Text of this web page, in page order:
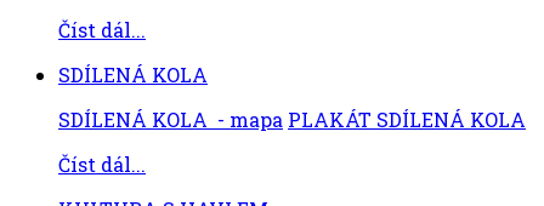
Číst dál...
SDÍLENÁ KOLA
SDÍLENÁ KOLA - mapa PLAKÁT SDÍLENÁ KOLA
Číst dál...